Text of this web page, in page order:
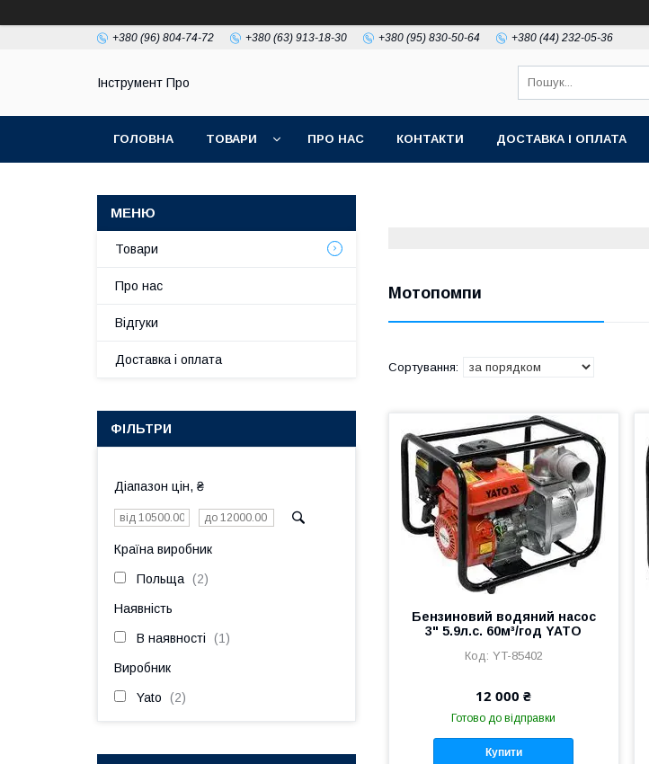
+380 (96) 804-74-72 +380 (63) 913-18-30 +380 (95) 830-50-64 +380 (44) 232-05-36
Інструмент Про
ГОЛОВНА ТОВАРИ ПРО НАС КОНТАКТИ ДОСТАВКА І ОПЛАТА
Мотопомпи
Бензиновий водяний насос
3" 5.9л.с. 60м³/год YATO
YT-85402
12 000 ₴
Готово до відправки
Купити
Товари
Про нас
Відгуки
Доставка і оплата
ФІЛЬТРИ
Діапазон цін, ₴
Країна виробник
Польща 2
Наявність
В наявності 1
Виробник
Yato 2